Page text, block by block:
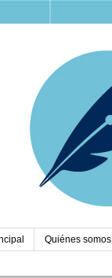
Quiénes somos